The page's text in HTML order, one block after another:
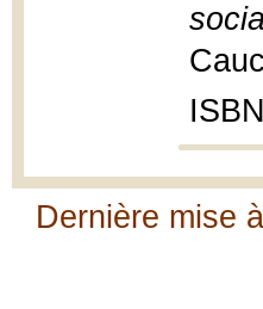
Dernière mise